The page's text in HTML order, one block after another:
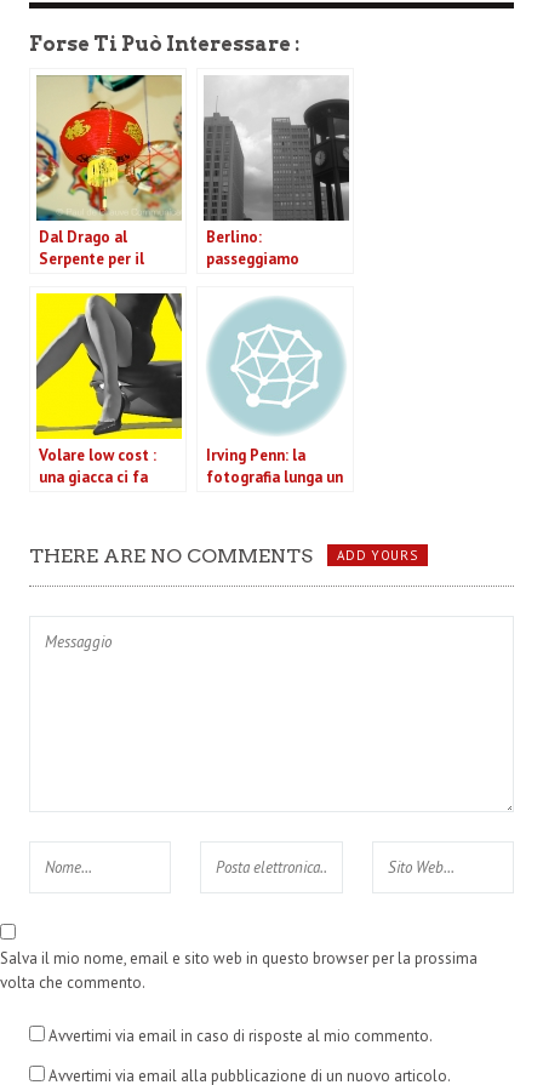
Forse Ti Può Interessare :
Dal Drago al
Serpente per il
Londra in salsa
“Gangnam Style”
Berlino:
passeggiamo
frontiera del
“contemporaneo”.
Volare low cost :
una giacca ci fa
sovrapprezzi
Irving Penn: la
fotografia lunga un
THERE ARE NO COMMENTS ADD YOURS
Salva il mio nome, email e sito web in questo browser per la prossima
volta che commento.
Avvertimi via email in caso di risposte al mio commento.
Avvertimi via email alla pubblicazione di un nuovo articolo.